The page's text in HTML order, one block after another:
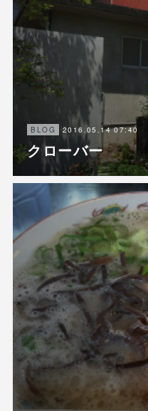
BLOG 2016.05.14 07:40
クローバー